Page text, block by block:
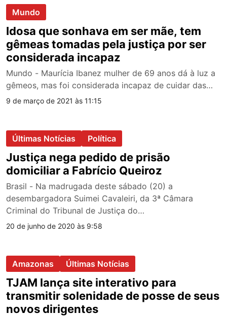
Mundo
Idosa que sonhava em ser mãe, tem
gêmeas tomadas pela justiça por ser
considerada incapaz
Mundo - Maurícia Ibanez mulher de 69 anos dá à luz a
gêmeos, mas foi considerada incapaz de cuidar das…
9 de março de 2021 às 11:15
Últimas Notícias Política
Justiça nega pedido de prisão
domiciliar a Fabrício Queiroz
Brasil - Na madrugada deste sábado (20) a
desembargadora Suimei Cavaleiri, da 3ª Câmara
Criminal do Tribunal de Justiça do…
20 de junho de 2020 às 9:58
Amazonas Últimas Notícias
TJAM lança site interativo para
transmitir solenidade de posse de seus
novos dirigentes